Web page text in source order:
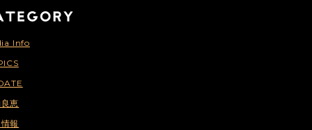
Info
恵
報